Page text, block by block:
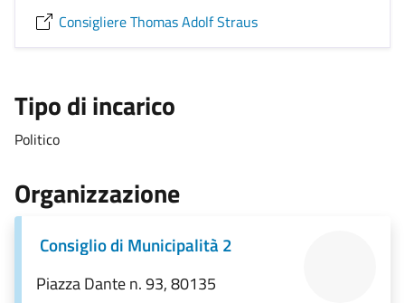
Consigliere Thomas Adolf Straus
Tipo di incarico
Politico
Organizzazione
Consiglio di Municipalità 2
Piazza Dante n. 93, 80135